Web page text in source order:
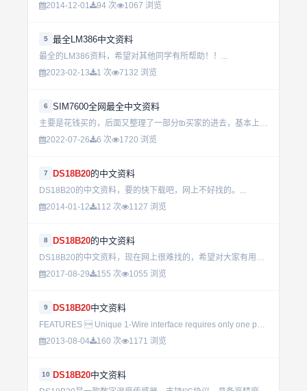
2014-12-01
94 次 1067 浏览
5 最全LM386中文资料
最全的LM386资料，希望对其他同学有所帮助！！...
2023-02-13
1 次 7132 浏览
6 SIM7600全网最全中文资料
主要是花钱买的，后面又整理了一部分tb买家的进去，基本上很全的关于SIM7600CE的资料了。一次性上传不下，还有很完整的程序代码见我的发过的其他资料。第一部分：http://dl.21ic.com/...
2022-07-26
6 次 1720 浏览
7 DS18B20的中文资料
DS18B20的中文资料，要的快下载吧，网上不好找的。...
2014-01-12
112 次 1127 浏览
8 DS18B20的中文资料
DS18B20的中文资料，现在网上很难找的，希望对大家有用。...
2017-08-29
155 次 1055 浏览
9 DS18B20中文资料
FEATURES  Unique 1-Wire interface requires only one port pin for communication  Multidrop capa...
2013-08-04
160 次 1171 浏览
10 DS18B20中文资料